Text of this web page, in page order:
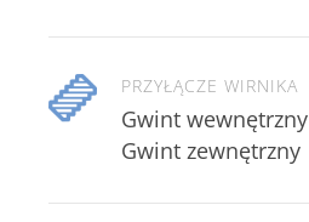
PRZYŁĄCZE WIRNIKA
Gwint wewnętrzny
Gwint zewnętrzny